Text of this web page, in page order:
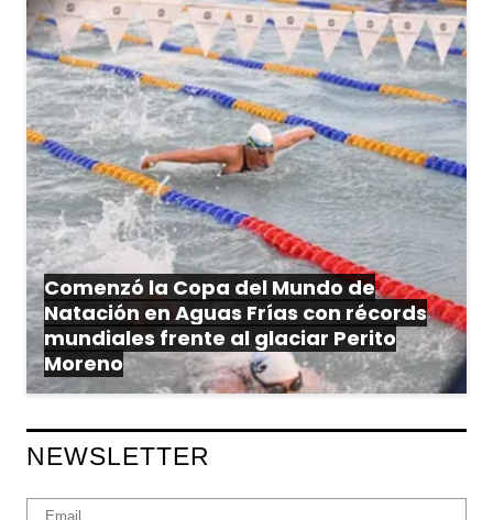
Comenzó la Copa del Mundo de
Natación en Aguas Frías con récords
mundiales frente al glaciar Perito
Moreno
NEWSLETTER